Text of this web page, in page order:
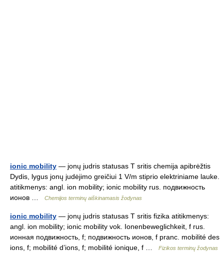
ionic mobility — jonų judris statusas T sritis chemija apibrėžtis
Dydis, lygus jonų judėjimo greičiui 1 V/m stiprio elektriniame lauke.
atitikmenys: angl. ion mobility; ionic mobility rus. подвижность
ионов …
Chemijos terminų aiškinamasis žodynas
ionic mobility — jonų judris statusas T sritis fizika atitikmenys:
angl. ion mobility; ionic mobility vok. Ionenbeweglichkeit, f rus.
ионная подвижность, f; подвижность ионов, f pranc. mobilité des
ions, f; mobilité d’ions, f; mobilité ionique, f …
Fizikos terminų žodynas